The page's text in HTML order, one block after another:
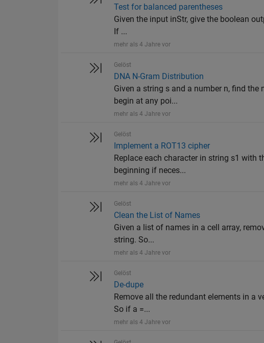
Test for balanced parentheses
Given the input inStr, give the boolean
If ...
mehr als 4 Jahre vor
Gelöst
DNA N-Gram Distribution
Given a string s and a number n, find
begin at any poi...
mehr als 4 Jahre vor
Gelöst
Implement a ROT13 cipher
Replace each character in string s1
beginning if neces...
mehr als 4 Jahre vor
Gelöst
Clean the List of Names
Given a list of names in a cell array,
string. So...
mehr als 4 Jahre vor
Gelöst
De-dupe
Remove all the redundant elements in a
So if a =...
mehr als 4 Jahre vor